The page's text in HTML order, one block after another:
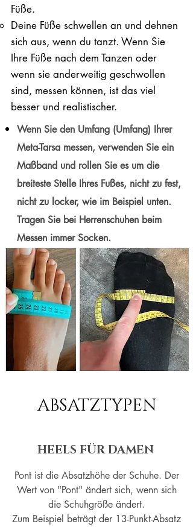
Füße.
Deine Füße schwellen an und dehnen
sich aus, wenn du tanzt. Wenn Sie
Ihre Füße nach dem Tanzen oder
wenn sie anderweitig geschwollen
sind, messen können, ist das viel
besser und realistischer.
Wenn Sie den Umfang (Umfang) Ihrer
Meta-Tarsa messen, verwenden Sie ein
Maßband und rollen Sie es um die
breiteste Stelle Ihres Fußes, nicht zu fest,
nicht zu locker, wie im Beispiel unten.
Tragen Sie bei Herrenschuhen beim
Messen immer Socken.
ABSATZTYPEN
HEELS FÜR DAMEN
Pont ist die Absatzhöhe der Schuhe. Der
Wert von "Pont" ändert sich, wenn sich
die Schuhgröße ändert.
Zum Beispiel beträgt der 13-Punkt-Absatz